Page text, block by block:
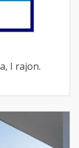
I rajon.